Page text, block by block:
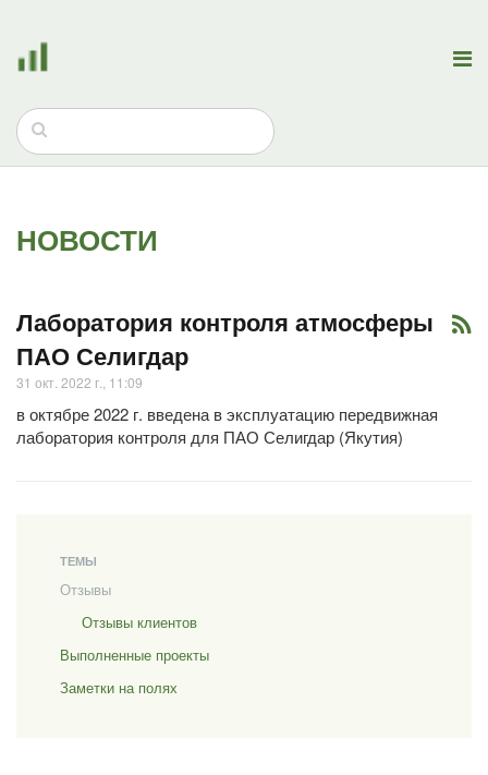
НОВОСТИ
Лаборатория контроля атмосферы
ПАО Селигдар
31 окт. 2022 г., 11:09
в октябре 2022 г. введена в эксплуатацию передвижная
лаборатория контроля для ПАО Селигдар (Якутия)
ТЕМЫ
Отзывы
Отзывы клиентов
Выполненные проекты
Заметки на полях